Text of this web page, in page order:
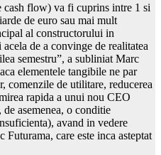
flow) va fi cuprins intre 1 si
de euro sau mai mult
al constructorului in
de a convinge de realitatea
semestru”, a subliniat Marc
elementele tangibile ne par
comenzile de utilitare, reducerea
rapida a unui nou CEO
asemenea, o conditie
avand in vedere
care este inca asteptat